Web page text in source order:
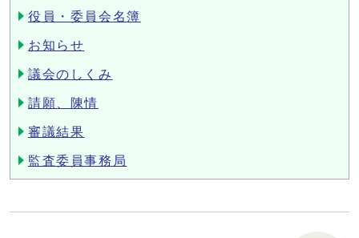
役員・委員会名簿
お知らせ
議会のしくみ
請願、陳情
審議結果
監査委員事務局